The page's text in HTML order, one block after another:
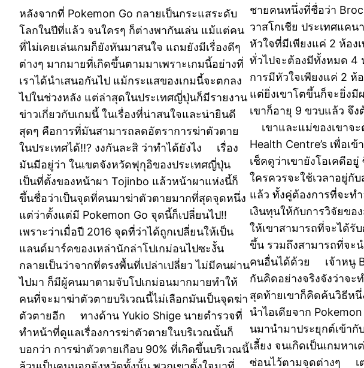
หลังจากที่ Pokemon Go กลายเป็นกระแสระดับ
โลกในปีที่แล้ว จนใครๆ ก็ต่างพากันเล่น แม้แต่คน
ที่ไม่เคยเล่นเกมก็ยังหันมาสนใจ แถมยังมีเรื่องดีๆ
ต่างๆ มากมายที่เกิดขึ้นตามมาเพราะเกมนี้อย่างที่
เราได้นำเสนอกันไป แม้กระแสของเกมนี้จะตกลง
ไปในช่วงหลัง แต่ล่าสุดในประเทศญี่ปุ่นก็มีรายงาน
ข่าวเกี่ยวกับเกมนี้ ในเรื่องที่น่าสนใจและน่ายินดี
สุดๆ คือการที่มันสามารถลดอัตราการฆ่าตัวตาย
ในประเทศได้!!? งงกันละสิ ว่าทำได้ยังไง เรื่อง
มันมีอยู่ว่า ในเขตจังหวัดฟุกุอิของประเทศญี่ปุ่น
เป็นที่ตั้งของหน้าผา Tojinbo แล้วหน้าผาแห่งนี้ก็
ขึ้นชื่อว่าเป็นจุดที่คนมาฆ่าตัวตายมากที่สุดจุดหนึ่ง
แต่ว่าตั้งแต่มี Pokemon Go จุดนี้ก็เปลี่ยนไป!!
เพราะว่าเมื่อปี 2016 จุดที่ว่าได้ถูกเปลี่ยนให้เป็น
แลนด์มาร์คของเหล่านักล่าโปเกม่อนไปซะงั้น
กลายเป็นว่าจากที่ตรงพื้นที่เปล่าเปลี่ยว ไม่มีคนผ่าน
ไปมา ก็มีผู้คนมาตามจับโปเกม่อนมากมายทำให้
คนที่จะมาฆ่าตัวตายบริเวณนี้ไม่เลือกมันเป็นจุดฆ่า
ตัวตายอีก ทางด้าน Yukio Shige นายตำรวจที่
ทำหน้าที่ดูแลเรื่องการฆ่าตัวตายในบริเวณนั้นก็
บอกว่า การฆ่าตัวตายเกือบ 90% ที่เกิดขึ้นบริเวณนี้
ชายคนหนึ่งที่ชื่อว่า
วาสโกเชีย ประเทศแคน
หัวใจที่มีเพียงแค่ 2 ห้อ
ทั่วไปจะต้องมีทั้งหมด 4
การมีหัวใจเพียงแค่ 2
แต่ยิ่งเขาโตขึ้นก็จะยิ่ง
เขาก็อายุ 9 ขวบแล้ว จึ
เขาและแม่ของเขาจะ
Health Centre’s เพื่อเ
เช็คดูว่าเขายังโอเคดีอ
ใครควรจะใช้เวลาอยู่กั
แล้ว ทั้งคู่ต้องการที่จะท
เงินทุนให้กับการวิจัยขอ
ให้เขาสามารถที่จะได้รั
ขึ้น รวมถึงสามารถที่จะ
คนอื่นได้ด้วย เจ้าหนู
กันคิดอย่างจริงจังว่าจะ
สุดท้ายเขาก็คิดค้นวิธีห
นำไอเดียจาก
นมานํามาประยุกต์เข้ากั
เลี้ยง จนเกิดเป็นเกมหา
ซ่อนไว้ตามจุดต่างๆ เ